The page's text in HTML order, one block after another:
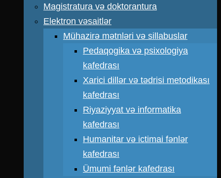
Magistratura və doktorantura
Elektron vəsaitlər
Mühazirə mətnləri və sillabuslar
Pedaqogika və psixologiya
kafedrası
Xarici dillər və tədrisi metodikası
kafedrası
Riyaziyyat və informatika
kafedrası
Humanitar və ictimai fənlər
kafedrası
Ümumi fənlər kafedrası